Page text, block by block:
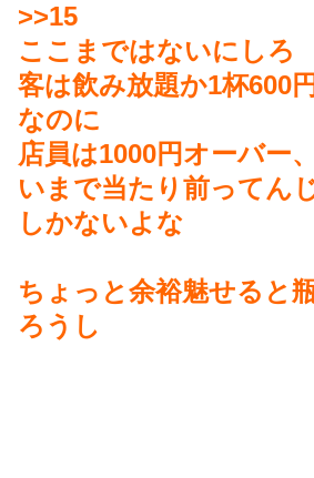
>>15
ここまではないにしろ
客は飲み放題か1杯600
なのに
店員は1000円オーバー
いまで当たり前ってん
しかないよな
ちょっと余裕魅せると
ろうし